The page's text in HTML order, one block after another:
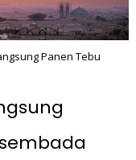
Panen Tebu